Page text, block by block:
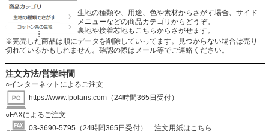
生地の種類や、用途、色や素材からさがす場合、サイド
メニューなどの商品カテゴリからどうぞ。
裏地や接着芯地もこちらからさがせます。
※完売した商品は順にデータを削除していってます。見つからない場合は売り
切れているかもしれません。確認の際はメール等でご連絡ください。
注文方法/営業時間
○インターネットによるご注文
https://www.fpolaris.com（24時間365日受付）
○FAXによるご注文
03-3690-5795（24時間365日受付）
注文用紙はこちら